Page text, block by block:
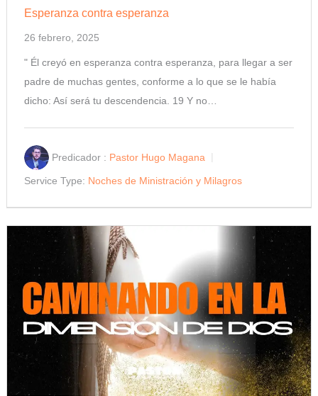
Esperanza contra esperanza
26 febrero, 2025
" Él creyó en esperanza contra esperanza, para llegar a ser
padre de muchas gentes, conforme a lo que se le había
dicho: Así será tu descendencia. 19 Y no…
Predicador : Pastor Hugo Magana
Service Type: Noches de Ministración y Milagros